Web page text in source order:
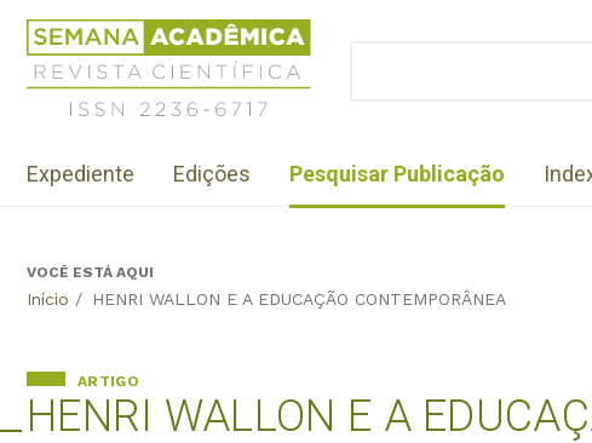
Jump
navigation
Revista
Científica
Semana
Acadêmica
2236-
Menu
institutional
Expediente Edições Pesquisar Publicação
BackVOCÊ ESTÁ AQUI
Início / HENRI WALLON E A EDUCAÇÃO CONTEMPORÂNEA
HENRI WALLON E A
ARTIGO